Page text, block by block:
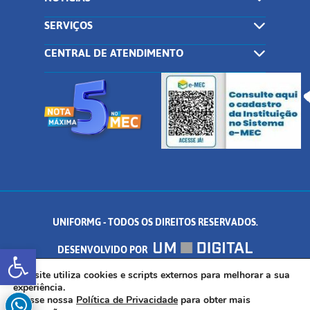
Abrir a barra de ferramentas
SERVIÇOS
CENTRAL DE ATENDIMENTO
UNIFORMG - TODOS OS DIREITOS RESERVADOS.
DESENVOLVIDO POR
AV. DR. ARNALDO DE SENNA, 328 - PALMEIRAS, FORMIGA/MG - CEP:
35.574.530
Este site utiliza cookies e scripts externos para melhorar a sua
experiência.
Acesse nossa Política de Privacidade para obter mais